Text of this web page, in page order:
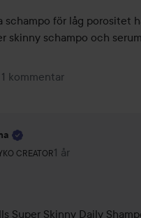
schampo för låg porositet
skinny schampo och serum
1 kommentar
CREATORroll: Lyko Creator.
1 år
Kommentaren
Super Skinny Daily